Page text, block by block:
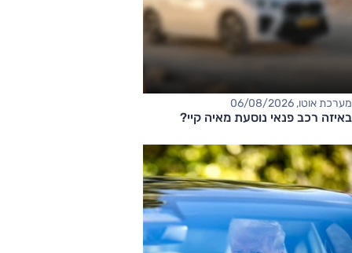
מערכת אוטו, 06/08/2026
באיזה רכב פנאי נוסעת מאיה קיי?